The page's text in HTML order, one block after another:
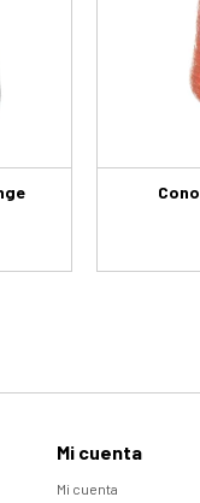
Mi cuenta
Mi cuenta